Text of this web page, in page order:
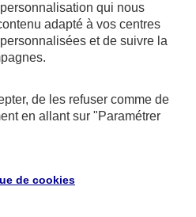
Assurances,
430,40 €,
Couturier
qui nous
adapté à vos centres
et de suivre la
de les refuser comme de
en allant sur "Paramétrer
de cookies